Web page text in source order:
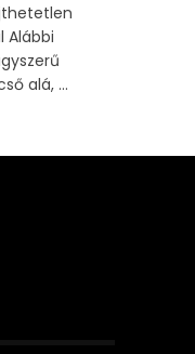
Alábbi
alá, ...